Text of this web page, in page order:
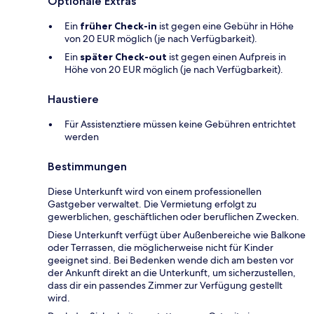
Ein früher Check-in ist gegen eine Gebühr in Höhe
von 20 EUR möglich (je nach Verfügbarkeit).
Ein später Check-out ist gegen einen Aufpreis in
Höhe von 20 EUR möglich (je nach Verfügbarkeit).
Haustiere
Für Assistenztiere müssen keine Gebühren entrichtet
werden
Bestimmungen
Diese Unterkunft wird von einem professionellen
Gastgeber verwaltet. Die Vermietung erfolgt zu
gewerblichen, geschäftlichen oder beruflichen Zwecken.
Diese Unterkunft verfügt über Außenbereiche wie Balkone
oder Terrassen, die möglicherweise nicht für Kinder
geeignet sind. Bei Bedenken wende dich am besten vor
der Ankunft direkt an die Unterkunft, um sicherzustellen,
dass dir ein passendes Zimmer zur Verfügung gestellt
wird.